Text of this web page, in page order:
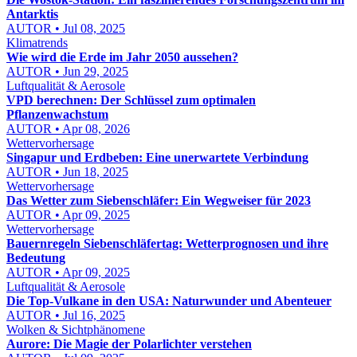
Antarktis
AUTOR • Jul 08, 2025
Klimatrends
Wie wird die Erde im Jahr 2050 aussehen?
AUTOR • Jun 29, 2025
Luftqualität & Aerosole
VPD berechnen: Der Schlüssel zum optimalen
Pflanzenwachstum
AUTOR • Apr 08, 2026
Wettervorhersage
Singapur und Erdbeben: Eine unerwartete Verbindung
AUTOR • Jun 18, 2025
Wettervorhersage
Das Wetter zum Siebenschläfer: Ein Wegweiser für 2023
AUTOR • Apr 09, 2025
Wettervorhersage
Bauernregeln Siebenschläfertag: Wetterprognosen und ihre
Bedeutung
AUTOR • Apr 09, 2025
Luftqualität & Aerosole
Die Top-Vulkane in den USA: Naturwunder und Abenteuer
AUTOR • Jul 16, 2025
Wolken & Sichtphänomene
Aurore: Die Magie der Polarlichter verstehen